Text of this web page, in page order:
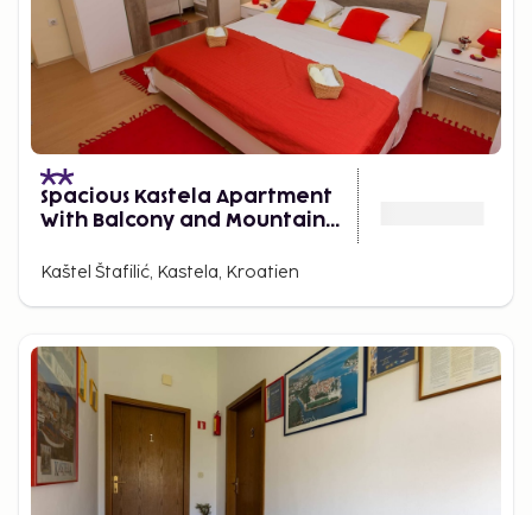
Spacious Kastela Apartment
With Balcony and Mountain
Kaštel Štafilić, Kastela, Kroatien